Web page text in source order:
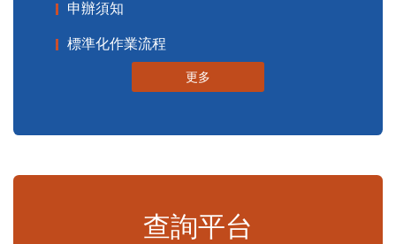
申辦須知
標準化作業流程
更多
查詢平台